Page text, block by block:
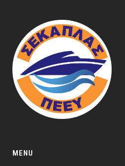
MENU